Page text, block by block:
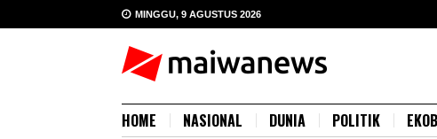
MINGGU, 9 AGUSTUS 2026
HOME NASIONAL DUNIA POLITIK